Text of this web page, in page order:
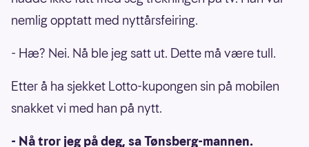
nemlig opptatt med nyttårsfeiring.
- Hæ? Nei. Nå ble jeg satt ut. Dette må være tull.
Etter å ha sjekket Lotto-kupongen sin på mobilen
snakket vi med han på nytt.
- Nå tror jeg på deg, sa Tønsberg-mannen.